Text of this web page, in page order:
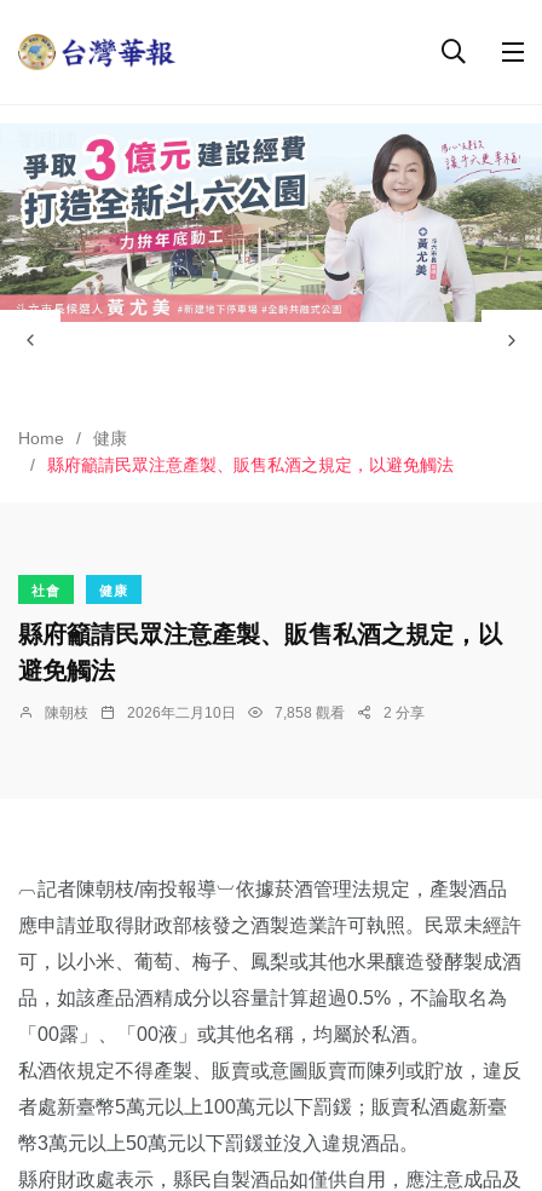
Home
健康
縣府籲請民眾注意產製、販售私酒之規定，以避免觸法
社會 健康
縣府籲請民眾注意產製、販售私酒之規定，以
避免觸法
陳朝枝 2026年二月10日 7,858 觀看 2 分享
︹記者陳朝枝/南投報導︺依據菸酒管理法規定，產製酒品
應申請並取得財政部核發之酒製造業許可執照。民眾未經許
可，以小米、葡萄、梅子、鳳梨或其他水果釀造發酵製成酒
品，如該產品酒精成分以容量計算超過0.5%，不論取名為
「00露」、「00液」或其他名稱，均屬於私酒。
私酒依規定不得產製、販賣或意圖販賣而陳列或貯放，違反
者處新臺幣5萬元以上100萬元以下罰鍰；販賣私酒處新臺
幣3萬元以上50萬元以下罰鍰並沒入違規酒品。
縣府財政處表示，縣民自製酒品如僅供自用，應注意成品及